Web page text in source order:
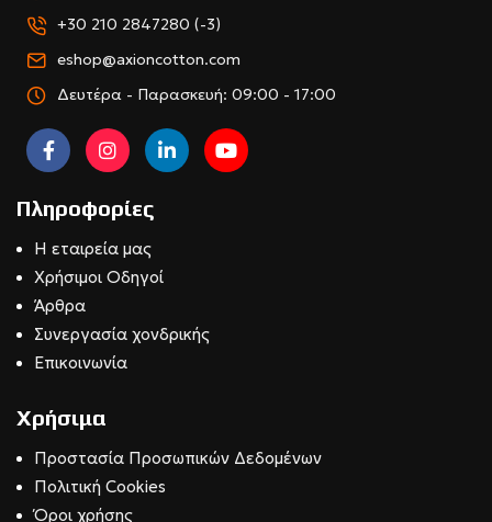
+30 210 2847280 (-3)
eshop@axioncotton.com
Δευτέρα - Παρασκευή: 09:00 - 17:00
Πληροφορίες
Η εταιρεία μας
Χρήσιμοι Οδηγοί
Άρθρα
Συνεργασία χονδρικής
Επικοινωνία
Χρήσιμα
Προστασία Προσωπικών Δεδομένων
Πολιτική Cookies
Όροι χρήσης